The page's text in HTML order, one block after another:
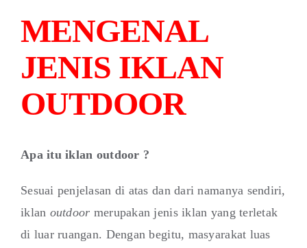
MENGENAL
JENIS IKLAN
OUTDOOR
Apa itu iklan outdoor ?
Sesuai penjelasan di atas dan dari namanya sendiri,
iklan outdoor merupakan jenis iklan yang terletak
di luar ruangan. Dengan begitu, masyarakat luas